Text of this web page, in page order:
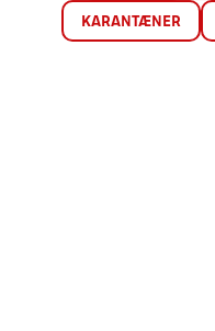
KARANTÆNER